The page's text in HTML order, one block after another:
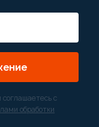
с
обработки